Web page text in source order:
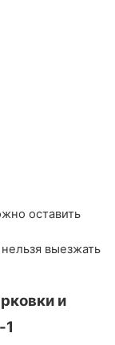
оставить
выезжать
и